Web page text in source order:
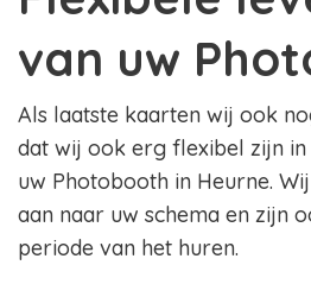
van uw
Als laatste kaarten wij ook
dat wij ook erg flexibel zijn
uw Photobooth in Heurne.
aan naar uw schema en zijn
periode van het huren.